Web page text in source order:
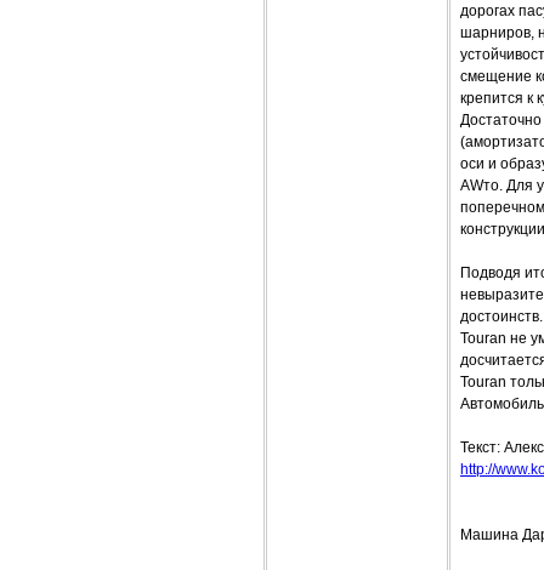
дорогах
шарниров,
смещение
крепится к
оси и
AWто. Для
Подводя
Touran не
Touran
Текст:
http://
Машина